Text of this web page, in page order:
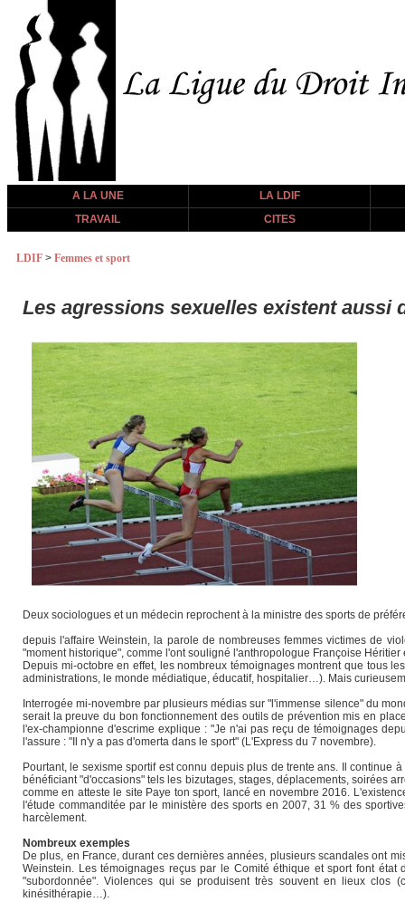
A LA UNE
LA LDIF
TRAVAIL
CITES
LDIF > Femmes et sport
Les agressions sexuelles existent aussi
Deux sociologues et un médecin reprochent à la ministre des sports de
depuis l'affaire Weinstein, la parole de nombreuses femmes victimes de
"moment historique", comme l'ont souligné l'anthropologue Françoise
Depuis mi-octobre en effet, les nombreux témoignages montrent que tous
administrations, le monde médiatique, éducatif, hospitalier…). Mais
Interrogée mi-novembre par plusieurs médias sur "l'immense silence" du
serait la preuve du bon fonctionnement des outils de prévention mis en
l'ex-championne d'escrime explique : "Je n'ai pas reçu de témoignages
l'assure : "Il n'y a pas d'omerta dans le sport" (L'Express du 7 novembre).
Pourtant, le sexisme sportif est connu depuis plus de trente ans. Il continue
bénéficiant "d'occasions" tels les bizutages, stages, déplacements, soirées
comme en atteste le site Paye ton sport, lancé en novembre 2016.
l'étude commanditée par le ministère des sports en 2007, 31 % des
harcèlement.
Nombreux exemples
De plus, en France, durant ces dernières années, plusieurs scandales ont
Weinstein. Les témoignages reçus par le Comité éthique et sport font
"subordonnée". Violences qui se produisent très souvent en lieux clos
kinésithérapie…).